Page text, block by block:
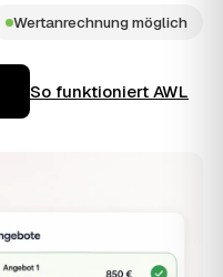
Wertanrechnung möglich
So funktioniert AWL